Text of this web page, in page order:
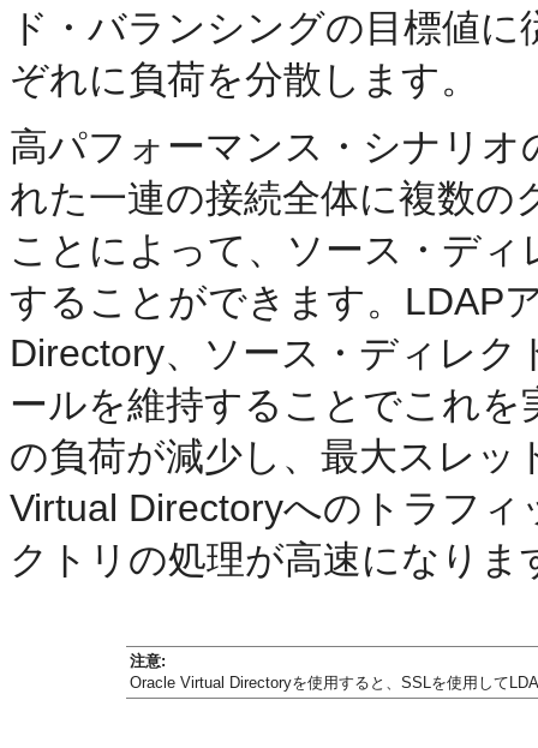
ド・バランシングの目標値
ぞれに負荷を分散します。
高パフォーマンス・シナリ
れた一連の接続全体に複数
ことによって、ソース・デ
することができます。LDAP
Directory、ソース・ディレ
ールを維持することでこれ
の負荷が減少し、最大スレ
Virtual Directoryへのトラフ
クトリの処理が高速になりま
注意:
Oracle Virtual Directoryを使用すると、SSLを使用して